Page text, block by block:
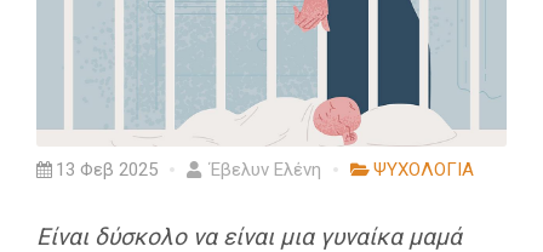
13 Φεβ 2025 Έβελυν Ελένη ΨΥΧΟΛΟΓΙΑ
Είναι δύσκολο να είναι μια γυναίκα μαμά